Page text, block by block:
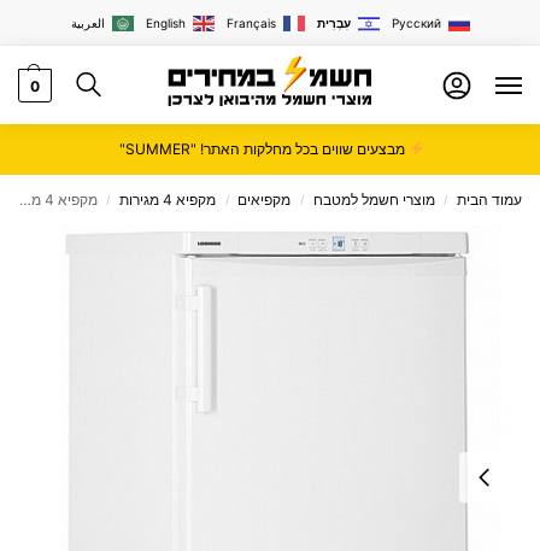
العربية English Français עִבְרִית Русский
0
מבצעים שווים בכל מחלקות האתר! "SUMMER"
עמוד הבית / מוצרי חשמל למטבח / מקפיאים / מקפיא 4 מגירות / מקפיא 4 מגירות Liebherr דגם GP4103